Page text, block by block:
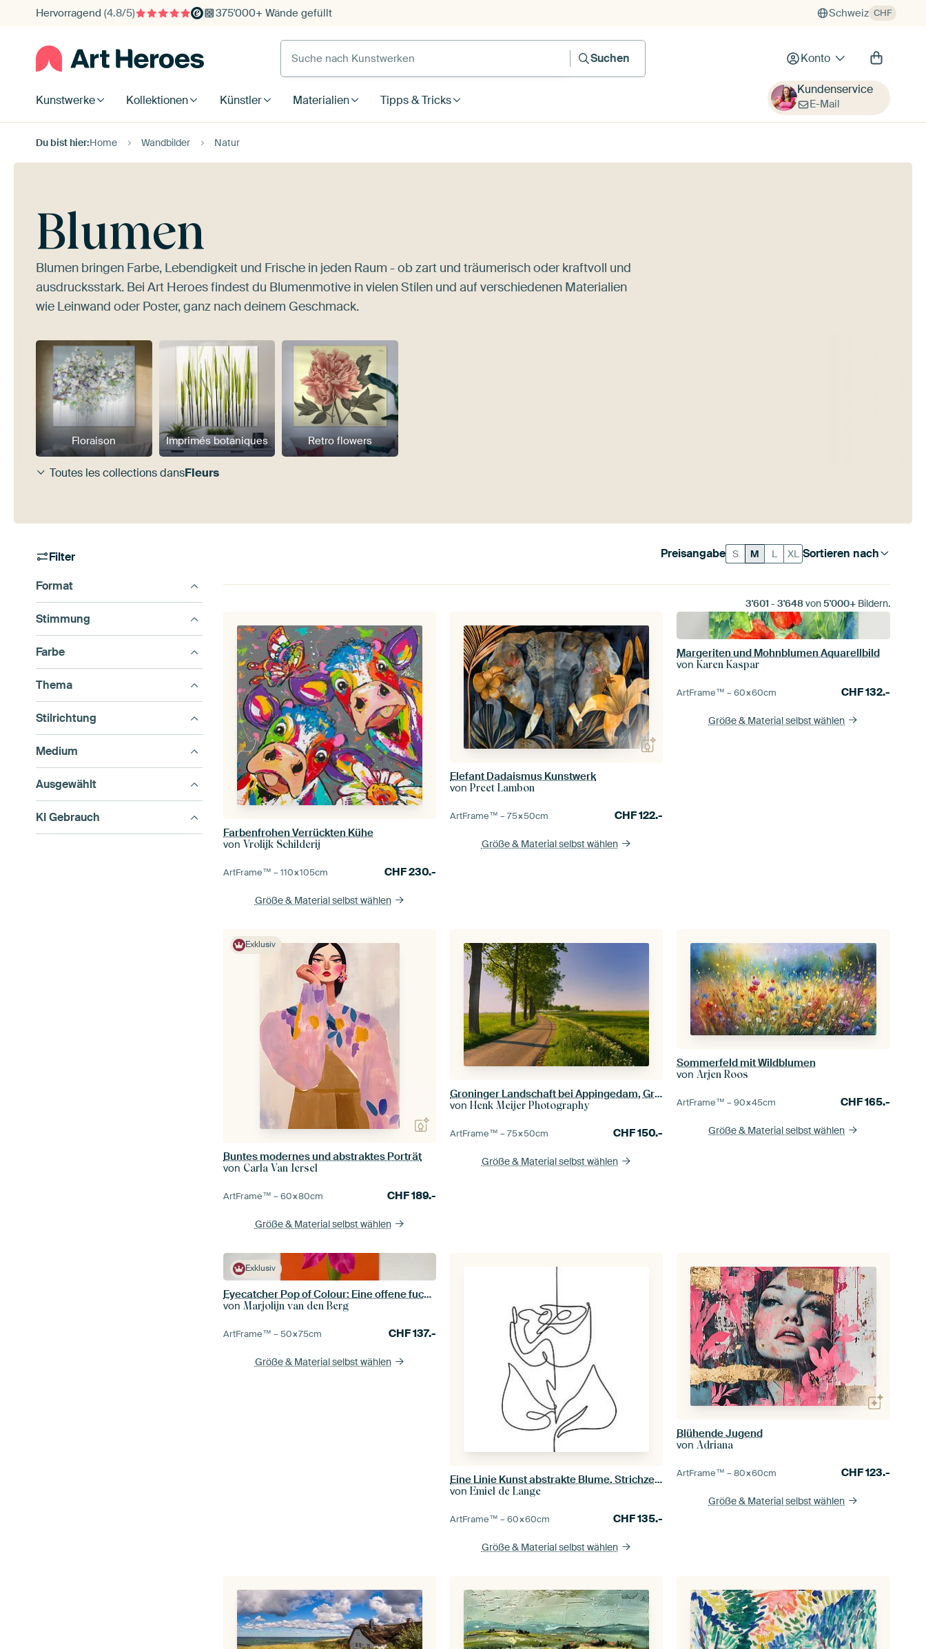
Hervorragend (4.8/5) 375'000+ Wände gefüllt Schweiz CHF
Suche nach Kunstwerken
Suchen
Konto
Kunstwerke Kollektionen Künstler Materialien Tipps & Tricks
Kundenservice
E-Mail
Du bist hier:Home Wandbilder Natur
Blumen
Blumen bringen Farbe, Lebendigkeit und Frische in jeden Raum - ob zart und träumerisch oder kraftvoll und
ausdrucksstark. Bei Art Heroes findest du Blumenmotive in vielen Stilen und auf verschiedenen Materialien
wie Leinwand oder Poster, ganz nach deinem Geschmack.
Floraison Imprimés botaniques Retro flowers
Toutes les collections dansFleurs
Filter
Format
Stimmung
Farbe
Thema
Stilrichtung
Medium
Ausgewählt
KI Gebrauch
Sortieren nach
Preisangabe S M L XL
3'601 - 3'648von5'000+Bildern.
Farbenfrohen Verrückten Kühe
vonVrolijk Schilderij
ArtFrame™ –110×105cm CHF230.-
Größe & Material selbst wählen
Elefant Dadaismus Kunstwerk
vonPreet Lambon
ArtFrame™ –75×50cm CHF122.-
Größe & Material selbst wählen
Margeriten und Mohnblumen Aquarellbild
vonKaren Kaspar
ArtFrame™ –60×60cm CHF132.-
Größe & Material selbst wählen
Exklusiv
Buntes modernes und abstraktes Porträt
von Carla Van Iersel
ArtFrame™ –60×80cm CHF189.-
Größe & Material selbst wählen
Groninger Landschaft bei Appingedam, Groningen
vonHenk Meijer Photography
ArtFrame™ –75×50cm CHF150.-
Größe & Material selbst wählen
Sommerfeld mit Wildblumen
vonArjen Roos
ArtFrame™ –90×45cm CHF165.-
Größe & Material selbst wählen
Exklusiv
Eyecatcher Pop of Colour: Eine offene fuchsiafarbene Tulpe in Orange
vonMarjolijn van den Berg
ArtFrame™ –50×75cm CHF137.-
Größe & Material selbst wählen
Eine Linie Kunst abstrakte Blume. Strichzeichnung in einer durchgehenden Linie einer Blume.
vonEmiel de Lange
ArtFrame™ –60×60cm CHF135.-
Größe & Material selbst wählen
Blühende Jugend
vonAdriana
ArtFrame™ –80×60cm CHF123.-
Größe & Material selbst wählen